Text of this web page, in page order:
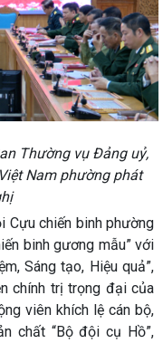
Thường vụ Đảng uỷ,
Nam phường phát
chiến binh phường
binh gương mẫu” với
Sáng tạo, Hiệu quả”,
chính trị trọng đại của
viên khích lệ cán bộ,
chất “Bộ đội cụ Hồ”,